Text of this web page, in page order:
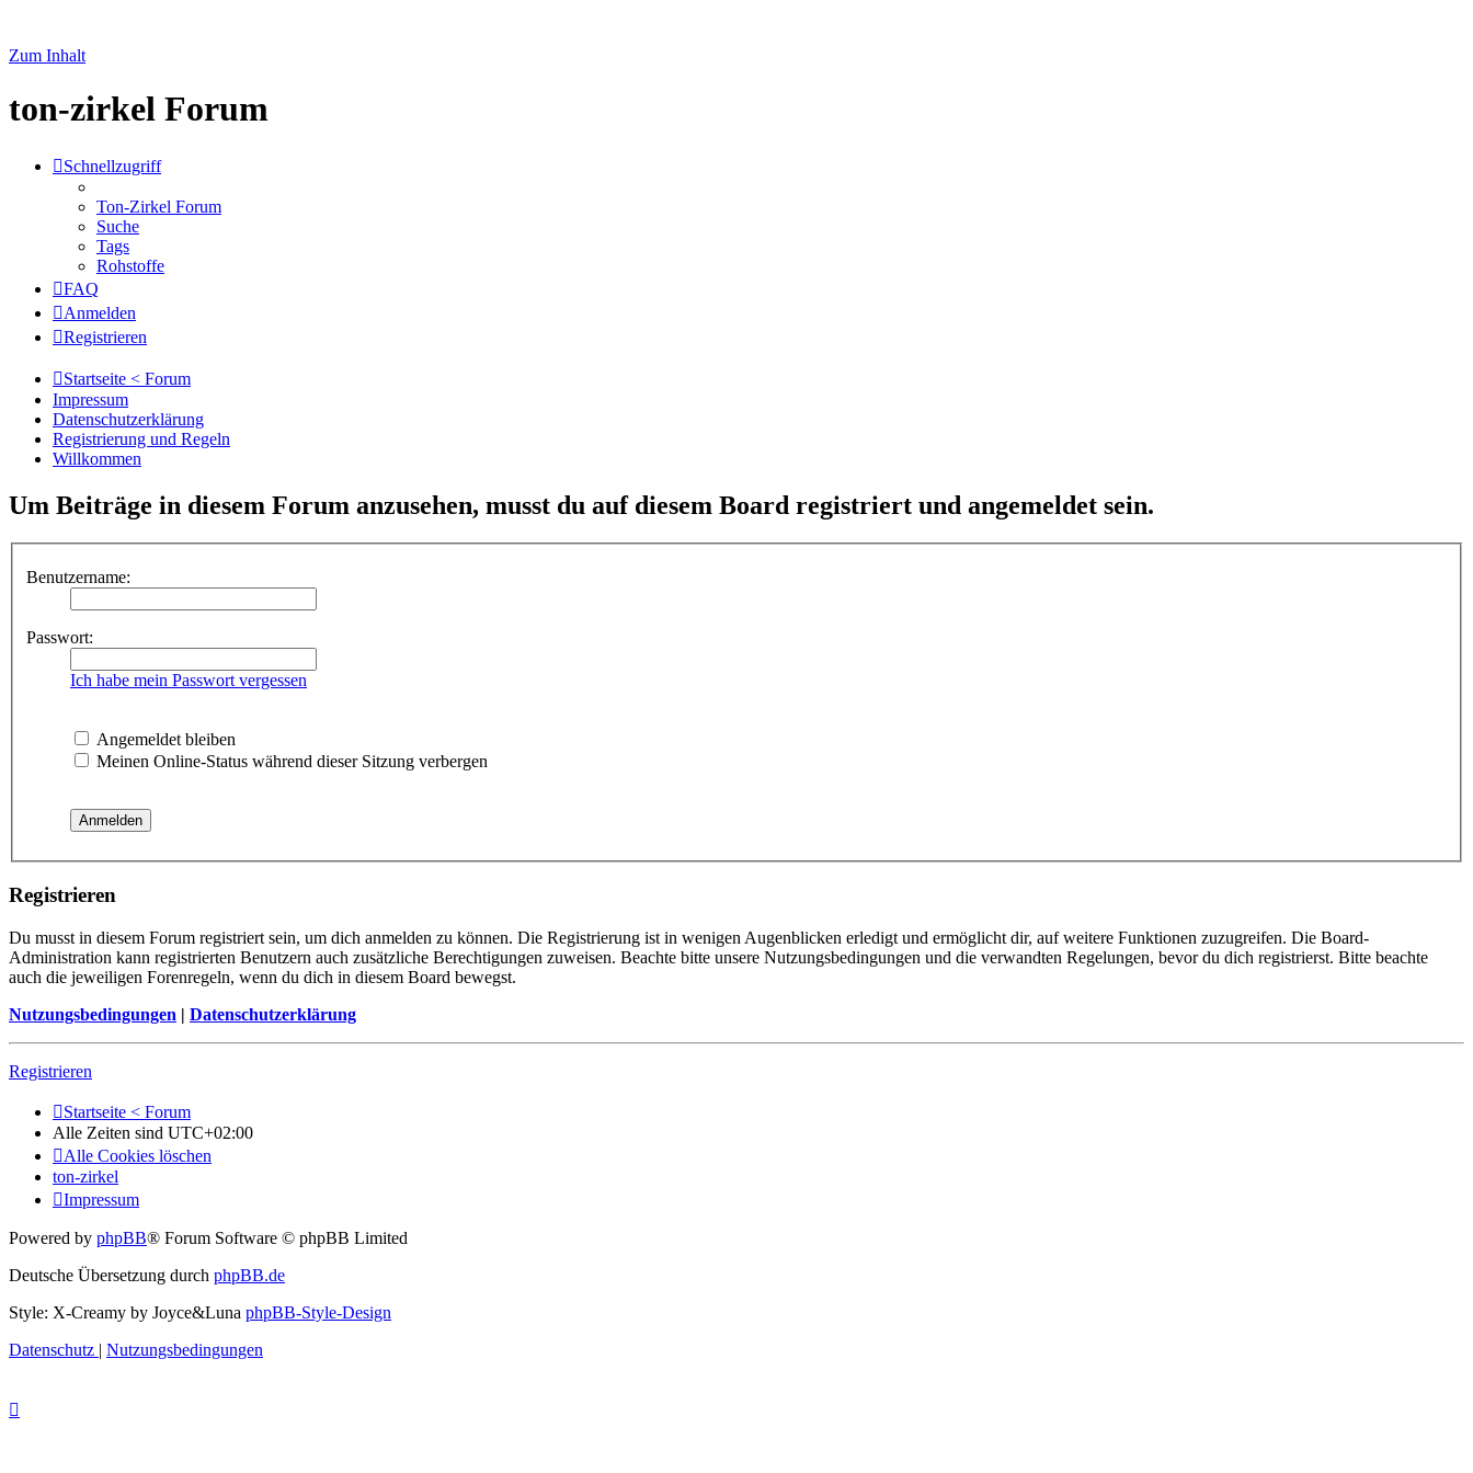
Zum Inhalt
ton-zirkel Forum
Schnellzugriff
Ton-Zirkel Forum
Suche
Tags
Rohstoffe
FAQ
Anmelden
Registrieren
Startseite < Forum
Impressum
Datenschutzerklärung
Registrierung und Regeln
Willkommen
Um Beiträge in diesem Forum anzusehen, musst du auf diesem Board registriert und angemeldet sein.
Benutzername:
Passwort:
Ich habe mein Passwort vergessen
Angemeldet bleiben
Meinen Online-Status während dieser Sitzung verbergen
Registrieren
Du musst in diesem Forum registriert sein, um dich anmelden zu können. Die Registrierung ist in wenigen Augenblicken erledigt und ermöglicht dir, auf weitere Funktionen zuzugreifen. Die Board-
Administration kann registrierten Benutzern auch zusätzliche Berechtigungen zuweisen. Beachte bitte unsere Nutzungsbedingungen und die verwandten Regelungen, bevor du dich registrierst. Bitte beachte
auch die jeweiligen Forenregeln, wenn du dich in diesem Board bewegst.
Nutzungsbedingungen | Datenschutzerklärung
Registrieren
Startseite < Forum
Alle Zeiten sind UTC+02:00
Alle Cookies löschen
ton-zirkel
Impressum
Powered by phpBB® Forum Software © phpBB Limited
Deutsche Übersetzung durch phpBB.de
Style: X-Creamy by Joyce&Luna phpBB-Style-Design
Datenschutz | Nutzungsbedingungen